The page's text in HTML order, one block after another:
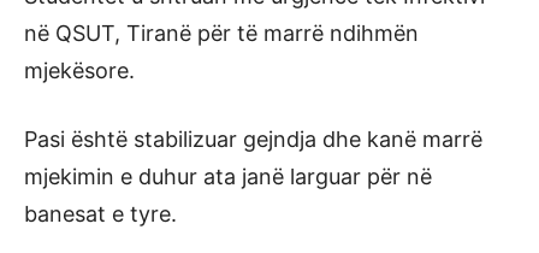
në QSUT, Tiranë për të marrë ndihmën
mjekësore.
Pasi është stabilizuar gejndja dhe kanë marrë
mjekimin e duhur ata janë larguar për në
banesat e tyre.